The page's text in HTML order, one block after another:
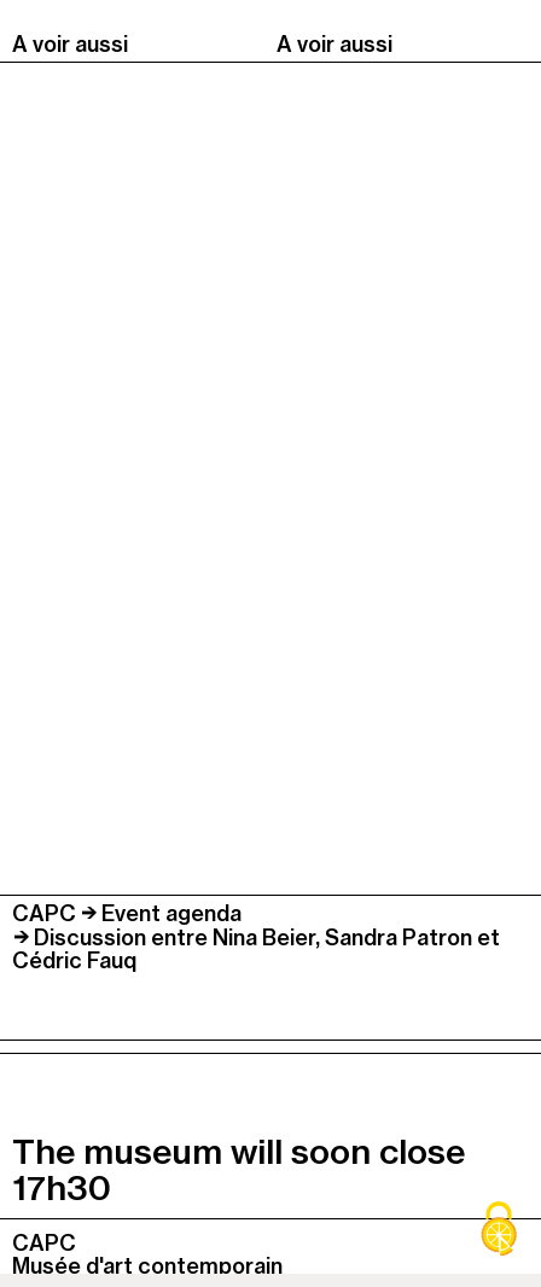
A voir aussi A voir aussi
CAPC
Event agenda
Discussion entre Nina Beier, Sandra Patron et
Cédric Fauq
The museum will soon close
17h30
Colonne
1
CAPC
Musée d'art contemporain